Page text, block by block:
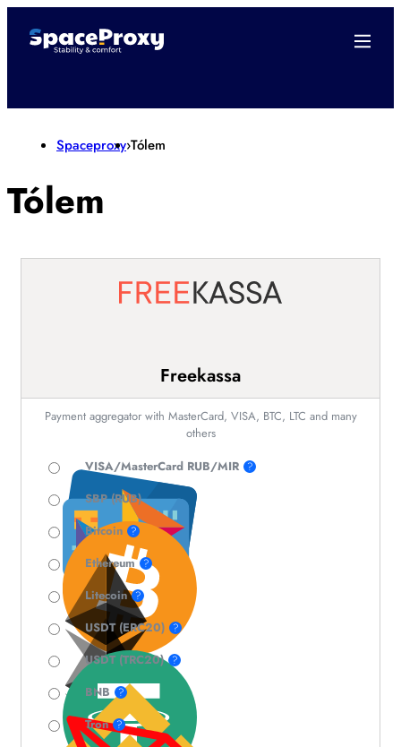
Spaceproxy›Tólem
Tólem
Freekassa
Payment aggregator with MasterCard, VISA, BTC, LTC and many
others
VISA/MasterCard RUB/MIR ?
SBP (RUB)
Bitcoin ?
Ethereum ?
Litecoin ?
USDT (ERC20) ?
USDT (TRC20) ?
BNB ?
Tron ?